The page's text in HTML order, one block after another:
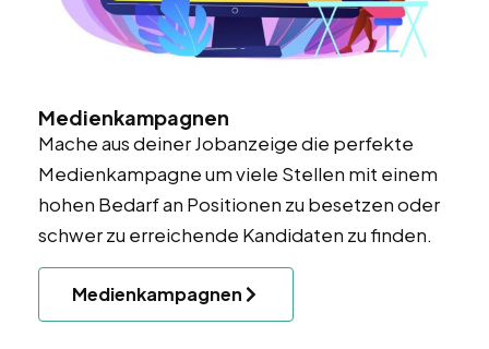
Medienkampagnen
Mache aus deiner Jobanzeige die perfekte
Medienkampagne um viele Stellen mit einem
hohen Bedarf an Positionen zu besetzen oder
schwer zu erreichende Kandidaten zu finden.
Medienkampagnen